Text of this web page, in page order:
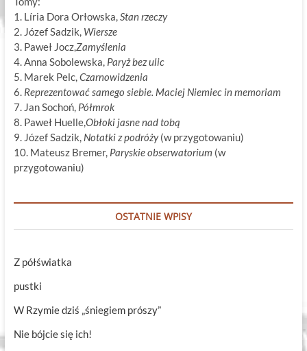
1. Líria Dora Orłowska,Stan rzeczy
2. Józef Sadzik, Wiersze
3. Paweł Jocz,Zamyślenia
4. Anna Sobolewska, Paryż bez ulic
5. Marek Pelc,Czarnowidzenia
6. Reprezentować samego siebie. Maciej Niemiec in memoriam
7. Jan Sochoń, Półmrok
8. Paweł Huelle,Obłoki jasne nad tobą
9. Józef Sadzik, Notatki z podróży(w przygotowaniu)
10. Mateusz Bremer, Paryskie obserwatorium (w
przygotowaniu)
OSTATNIE WPISY
Z półświatka
pustki
W Rzymie dziś „śniegiem prószy”
Nie bójcie się ich!